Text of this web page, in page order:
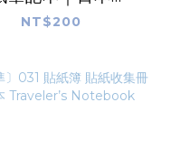
Notebook
NT$200